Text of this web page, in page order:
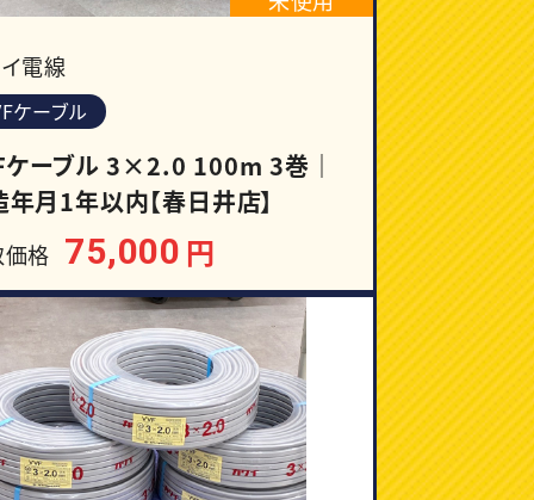
電線
ケーブル
ケーブル 3×2.0 100m 3巻｜
月1年以内【春日井店】
格 75,000 円